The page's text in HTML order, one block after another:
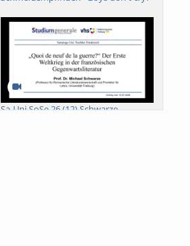
Sa-Uni SoSe 26 (12) Schwarze